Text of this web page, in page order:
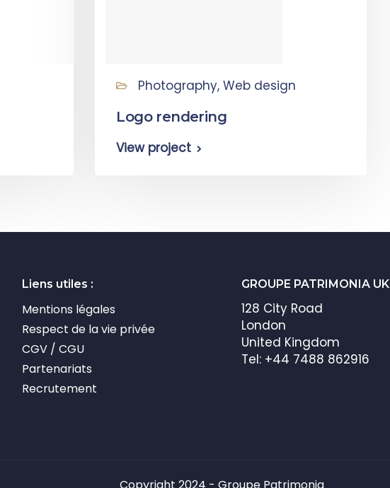
Photography, Web design
Logo rendering
View project
Liens utiles :
Mentions légales
Respect de la vie privée
CGV / CGU
Partenariats
Recrutement
GROUPE PATRIMONIA UK
128 City Road
London
United Kingdom
Tel: +44 7488 862916